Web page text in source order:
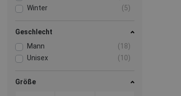
Winter
(5)
Geschlecht
Mann
(18)
Unisex
(10)
Größe